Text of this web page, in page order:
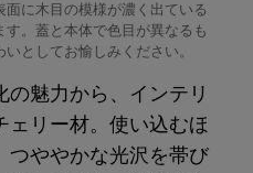
に木目の模様が濃く出ている
。蓋と本体で色目が異なるも
としてお愉しみください。
魅力から、インテリ
ェリー材。使い込むほ
つややかな光沢を帯び